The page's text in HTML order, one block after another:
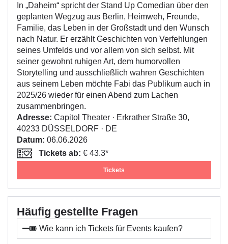
In „Daheim“ spricht der Stand Up Comedian über den
geplanten Wegzug aus Berlin, Heimweh, Freunde,
Familie, das Leben in der Großstadt und den Wunsch
nach Natur. Er erzählt Geschichten von Verfehlungen
seines Umfelds und vor allem von sich selbst. Mit
seiner gewohnt ruhigen Art, dem humorvollen
Storytelling und ausschließlich wahren Geschichten
aus seinem Leben möchte Fabi das Publikum auch in
2025/26 wieder für einen Abend zum Lachen
zusammenbringen.
Adresse: Capitol Theater · Erkrather Straße 30,
40233 DÜSSELDORF · DE
Datum: 06.06.2026
Tickets ab: € 43.3*
Tickets
Häufig gestellte Fragen
🎟️ Wie kann ich Tickets für Events kaufen?